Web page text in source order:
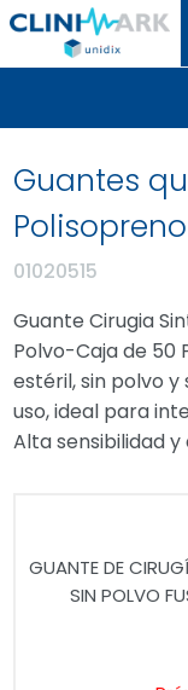
Guantes
01020515
Guante Cirugia
Polvo-Caja de 50
estéril, sin polvo y
uso, ideal para
Alta sensibilidad y
GUANTE DE
SIN POLVO